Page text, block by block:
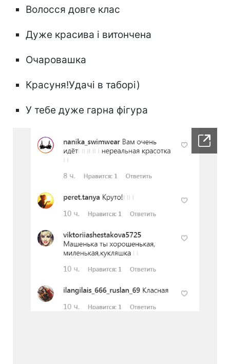
Волосся довге клас
Дуже красива і витончена
Очаровашка
Красуня!Удачі в таборі)
У тебе дуже гарна фігура